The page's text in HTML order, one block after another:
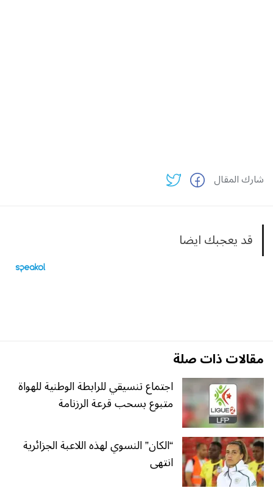
شارك المقال
قد يعجبك ايضا
مقالات ذات صلة
اجتماع تنسيقي للرابطة الوطنية للهواة
متبوع بسحب قرعة الرزنامة
“الكان” النسوي لهذه اللاعبة الجزائرية
انتهى